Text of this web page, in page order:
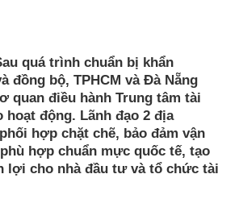
quá trình chuẩn bị khẩn
đồng bộ, TPHCM và Đà Nẵng
quan điều hành Trung tâm tài
hoạt động. Lãnh đạo 2 địa
hợp chặt chẽ, bảo đảm vận
hợp chuẩn mực quốc tế, tạo
lợi cho nhà đầu tư và tổ chức tài